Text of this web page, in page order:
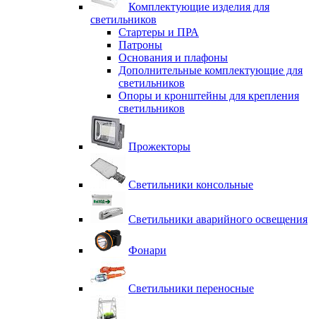
Комплектующие изделия для
светильников
Стартеры и ПРА
Патроны
Основания и плафоны
Дополнительные комплектующие для
светильников
Опоры и кронштейны для крепления
светильников
Прожекторы
Светильники консольные
Светильники аварийного освещения
Фонари
Светильники переносные